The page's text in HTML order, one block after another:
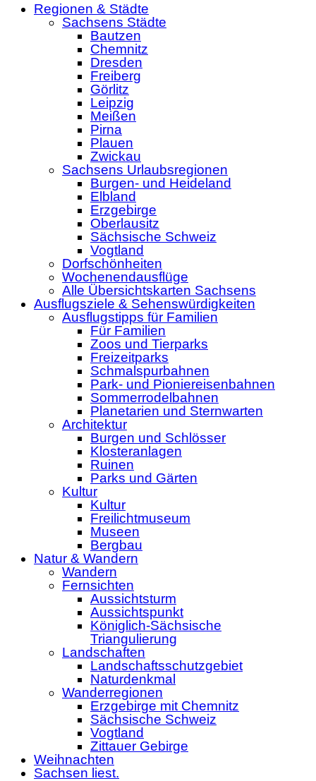
Regionen & Städte
Sachsens Städte
Bautzen
Chemnitz
Dresden
Freiberg
Görlitz
Leipzig
Meißen
Pirna
Plauen
Zwickau
Sachsens Urlaubsregionen
Burgen- und Heideland
Elbland
Erzgebirge
Oberlausitz
Sächsische Schweiz
Vogtland
Dorfschönheiten
Wochenendausflüge
Alle Übersichtskarten Sachsens
Ausflugsziele & Sehenswürdigkeiten
Ausflugstipps für Familien
Für Familien
Zoos und Tierparks
Freizeitparks
Schmalspurbahnen
Park- und Pioniereisenbahnen
Sommerrodelbahnen
Planetarien und Sternwarten
Architektur
Burgen und Schlösser
Klosteranlagen
Ruinen
Parks und Gärten
Kultur
Kultur
Freilichtmuseum
Museen
Bergbau
Natur & Wandern
Wandern
Fernsichten
Aussichtsturm
Aussichtspunkt
Königlich-Sächsische
Triangulierung
Landschaften
Landschaftsschutzgebiet
Naturdenkmal
Wanderregionen
Erzgebirge mit Chemnitz
Sächsische Schweiz
Vogtland
Zittauer Gebirge
Weihnachten
Sachsen liest.